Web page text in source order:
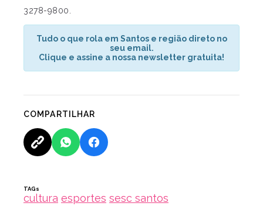
3278-9800.
Tudo o que rola em Santos e região direto no
seu email.
Clique e assine a nossa newsletter gratuita!
COMPARTILHAR
TAGs
cultura esportes sesc santos